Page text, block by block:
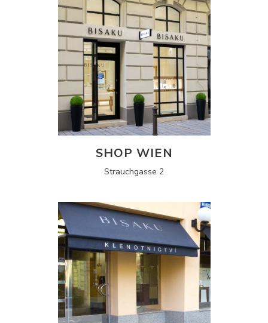
SHOP WIEN
Strauchgasse 2